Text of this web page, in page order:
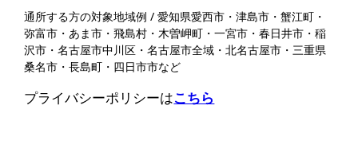
通所する方の対象地域例 / 愛知県愛西市・津島市・蟹江町・
弥富市・あま市・飛島村・木曽岬町・一宮市・春日井市・稲
沢市・名古屋市中川区・名古屋市全域・北名古屋市・三重県
桑名市・長島町・四日市市など
プライバシーポリシーはこちら